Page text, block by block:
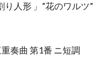
人形 」”花のワルツ”
奏曲 第1番 ニ短調